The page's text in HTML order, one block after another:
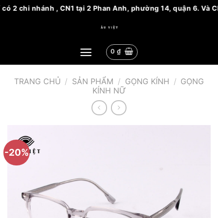
nhánh , CN1 tại 2 Phan Anh, phường 14, quận 6. Và
0 ₫
TRANG CHỦ / SẢN PHẨM / GỌNG KÍNH / GỌNG
KÍNH NỮ
-20%